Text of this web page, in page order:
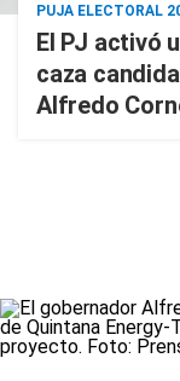
PUJA ELECTORAL
El PJ activó
caza
Alfredo